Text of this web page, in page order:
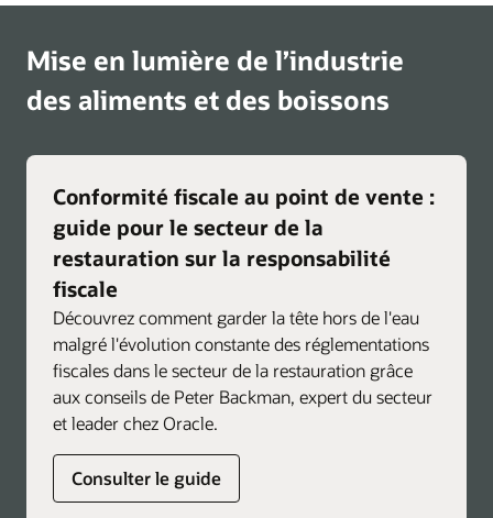
guidée en cas de problème.
Des réponses en temps réel et contextualisées,
appuyées sur la documentation et la base de
intervention et réduire le besoin d’appels à
l’assistance externe.
Résolvez plus rapidement les problèmes grâce
à des informations immédiates et exploitables
sur les incidents POS et opérationnels les plus
courants.
Favorisez la cohérence et la conformité
propres à votre marque en intégrant des
procédures opérationnelles standard afin de
renforcer les processus approuvés et de
promouvoir des opérations homogènes sur
tous les sites.
Mise en lumière de l’industrie
des aliments et des boissons
Conformité fiscale au point de vente :
guide pour le secteur de la
restauration sur la responsabilité
fiscale
Découvrez comment garder la tête hors de l'eau
malgré l'évolution constante des réglementations
fiscales dans le secteur de la restauration grâce
aux conseils de Peter Backman, expert du secteur
et leader chez Oracle.
Consulter le guide